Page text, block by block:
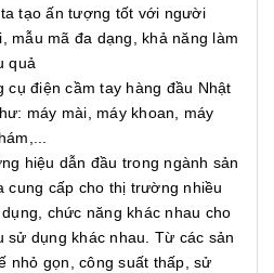
tạo ấn tượng tốt với người
mẫu mã đa dạng, khả năng làm
quả
cụ điện cầm tay hàng đầu Nhật
máy mài, máy khoan, máy
hiệu dẫn đầu trong ngành sản
cung cấp cho thị trường nhiều
chức năng khác nhau cho
sử dụng khác nhau. Từ các sản
nhỏ gọn, công suất thấp, sử